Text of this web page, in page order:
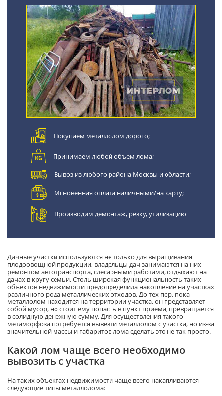
Покупаем металлолом дорого;
Принимаем любой объем лома;
Вывоз из любого района Москвы и области;
Мгновенная оплата наличными/на карту;
Производим демонтаж, резку, утилизацию
Дачные участки используются не только для выращивания
плодоовощной продукции, владельцы дач занимаются на них
ремонтом автотранспорта, слесарными работами, отдыхают на
дачах в кругу семьи. Столь широкая функциональность таких
объектов недвижимости предопределила накопление на участках
различного рода металлических отходов. До тех пор, пока
металлолом находится на территории участка, он представляет
собой мусор, но стоит ему попасть в пункт приема, превращается
в солидную денежную сумму. Для осуществления такого
метаморфоза потребуется вывезти металлолом с участка, но из-за
значительной массы и габаритов лома сделать это не так просто.
Какой лом чаще всего необходимо
вывозить с участка
На таких объектах недвижимости чаще всего накапливаются
следующие типы металлолома: